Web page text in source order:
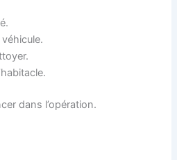
dans l’opération.